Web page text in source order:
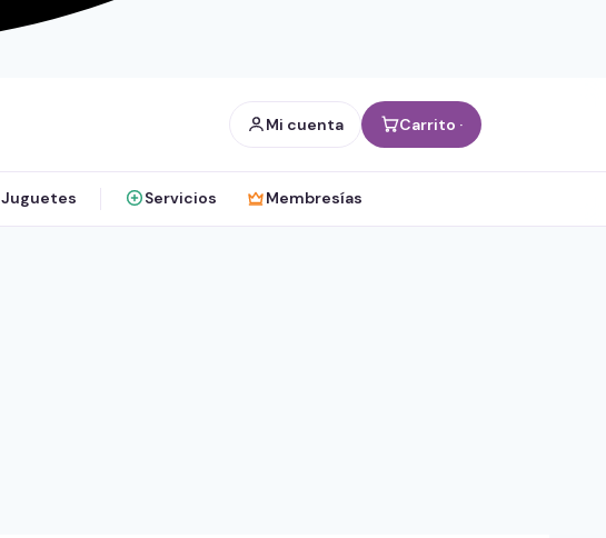
Mi cuenta Carrito ·
Juguetes Servicios Membresías